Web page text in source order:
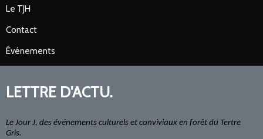
Le TJH
Contact
Événements
LETTRE D'ACTU.
Le Jour J, des événements culturels et conviviaux en forêt du Tertre
Gris.